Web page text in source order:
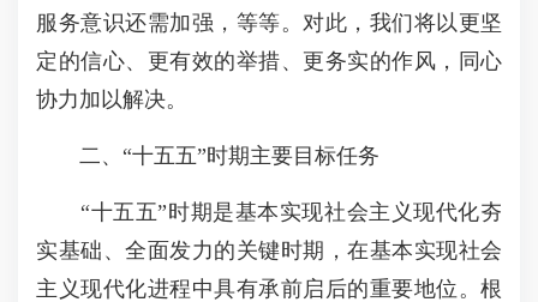
服务意识还需加强，等等。对此，我们将以更坚
定的信心、更有效的举措、更务实的作风，同心
协力加以解决。
二、“十五五”时期主要目标任务
“十五五”时期是基本实现社会主义现代化夯
实基础、全面发力的关键时期，在基本实现社会
主义现代化进程中具有承前启后的重要地位。根